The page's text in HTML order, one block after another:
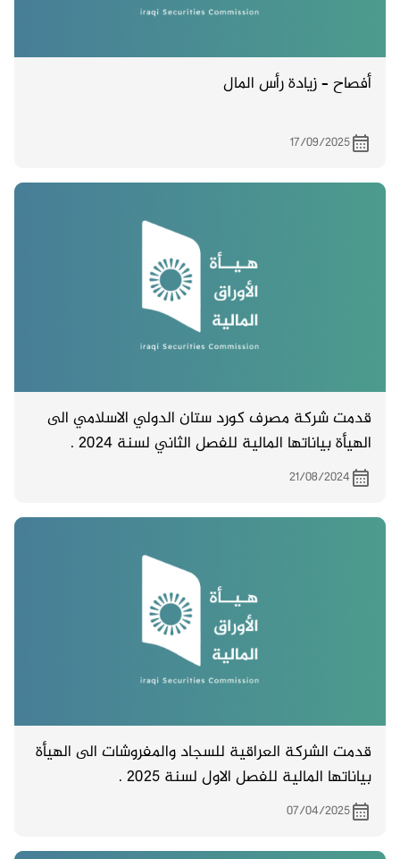
أفصاح – زيادة رأس المال
17/09/2025
قدمت شركة مصرف كورد ستان الدولي الاسلامي الى
الهيأة بياناتها المالية للفصل الثاني لسنة 2024 .
21/08/2024
قدمت الشركة العراقية للسجاد والمفروشات الى الهيأة
بياناتها المالية للفصل الاول لسنة 2025 .
07/04/2025